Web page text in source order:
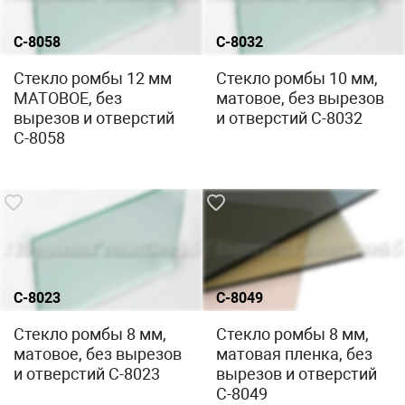
С-8058
Стекло ромбы 12 мм
МАТОВОЕ, без
вырезов и отверстий
С-8058
С-8032
Стекло ромбы 10 мм,
матовое, без вырезов
и отверстий С-8032
С-8023
Стекло ромбы 8 мм,
матовое, без вырезов
и отверстий С-8023
С-8049
Стекло ромбы 8 мм,
матовая пленка, без
вырезов и отверстий
С-8049